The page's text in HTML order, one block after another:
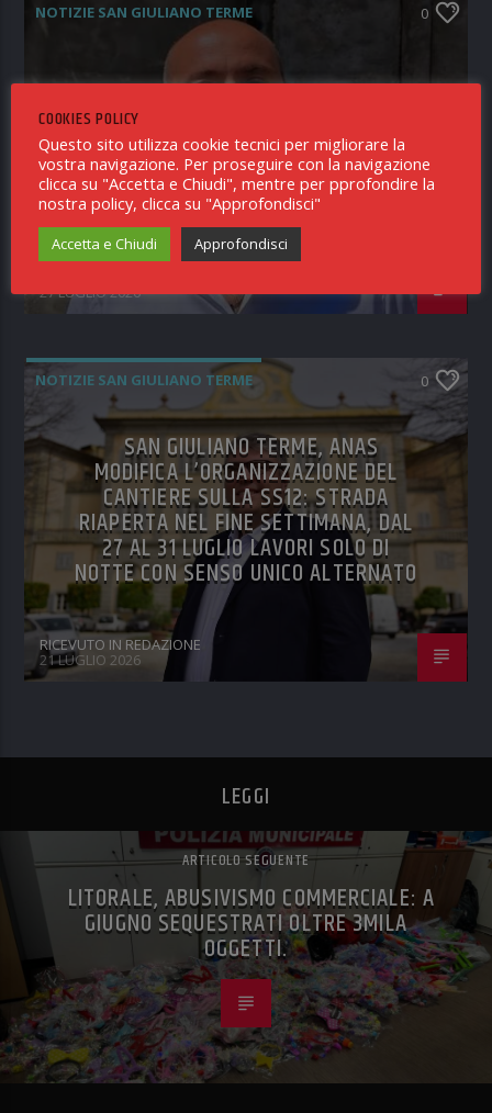
NOTIZIE SAN GIULIANO TERME 0
SAN GIULIANO TERME, CARICHI DI
LAVORO PROFESSIONALI CRESCENTI E
DIFFICILI DA CONCILIARE. SI DIMETTE
L’ASSESSORE MARCO BALATRESI
27 LUGLIO 2026
NOTIZIE SAN GIULIANO TERME 0
SAN GIULIANO TERME, ANAS
MODIFICA L’ORGANIZZAZIONE DEL
CANTIERE SULLA SS12: STRADA
RIAPERTA NEL FINE SETTIMANA, DAL
27 AL 31 LUGLIO LAVORI SOLO DI
NOTTE CON SENSO UNICO ALTERNATO
RICEVUTO IN REDAZIONE
21 LUGLIO 2026
LEGGI
ARTICOLO SEGUENTE
LITORALE, ABUSIVISMO COMMERCIALE: A
GIUGNO SEQUESTRATI OLTRE 3MILA
OGGETTI.
COOKIES POLICY
Questo sito utilizza cookie tecnici per migliorare la
vostra navigazione. Per proseguire con la navigazione
clicca su "Accetta e Chiudi", mentre per pprofondire la
nostra policy, clicca su "Approfondisci"
Accetta e Chiudi Approfondisci